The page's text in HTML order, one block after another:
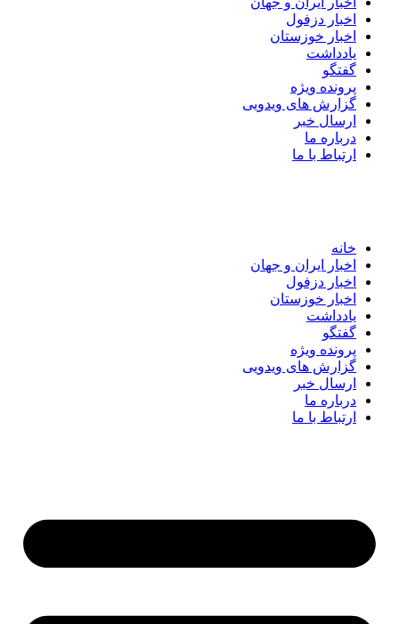
اخبار دزفول
اخبار خوزستان
یادداشت
گفتگو
پرونده ویژه
گزارش های ویدویی
ارسال خبر
درباره ما
ارتباط با ما
خانه
اخبار ایران و جهان
اخبار دزفول
اخبار خوزستان
یادداشت
گفتگو
پرونده ویژه
گزارش های ویدویی
ارسال خبر
درباره ما
ارتباط با ما